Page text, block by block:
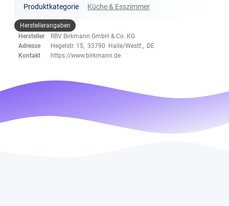
Produktkategorie Küche & Esszimmer
Herstellerangaben
Hersteller
RBV Birkmann GmbH & Co. KG
Adresse
Hegelstr. 15, 33790 Halle/Westf., DE
Kontakt
https://www.birkmann.de